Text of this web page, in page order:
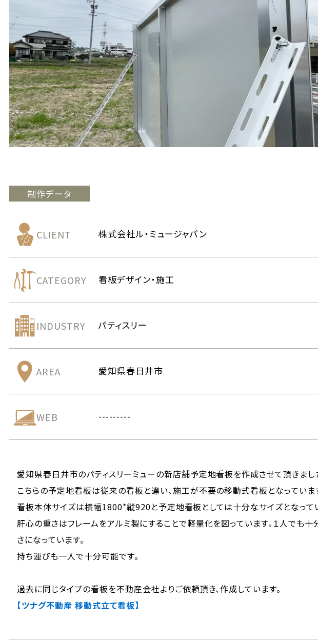
制作データ
CLIENT 株式会社ル・ミュージャパン
CATEGORY 看板デザイン・施工
INDUSTRY パティスリー
AREA 愛知県春日井市
WEB ---------
愛知県春日井市のパティスリーミューの新店舗予定地看板を作成させて頂きまし
こちらの予定地看板は従来の看板と違い、施工が不要の移動式看板となっていま
看板本体サイズは横幅1800*縦920と予定地看板としては十分なサイズとなって
肝心の重さはフレームをアルミ製にすることで軽量化を図っています。１人でも
さになっています。
持ち運びも一人で十分可能です。
過去に同じタイプの看板を不動産会社よりご依頼頂き、作成しています。
【ツナグ不動産 移動式立て看板】